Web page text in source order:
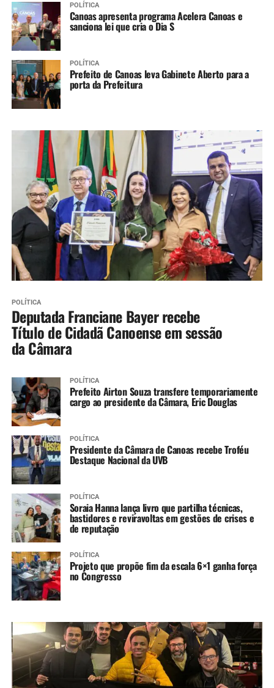
POLÍTICA
Canoas apresenta programa Acelera Canoas e
sanciona lei que cria o Dia S
POLÍTICA
Prefeito de Canoas leva Gabinete Aberto para a
porta da Prefeitura
POLÍTICA
Deputada Franciane Bayer recebe
Título de Cidadã Canoense em sessão
da Câmara
POLÍTICA
Prefeito Airton Souza transfere temporariamente
cargo ao presidente da Câmara, Eric Douglas
POLÍTICA
Presidente da Câmara de Canoas recebe Troféu
Destaque Nacional da UVB
POLÍTICA
Soraia Hanna lança livro que partilha técnicas,
bastidores e reviravoltas em gestões de crises e
de reputação
POLÍTICA
Projeto que propõe fim da escala 6×1 ganha força
no Congresso